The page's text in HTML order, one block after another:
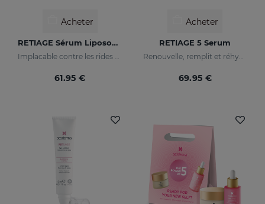
Acheter
RETIAGE Sérum Liposomal
61.95 €
Acheter
RETIAGE 5 Serum
69.95 €